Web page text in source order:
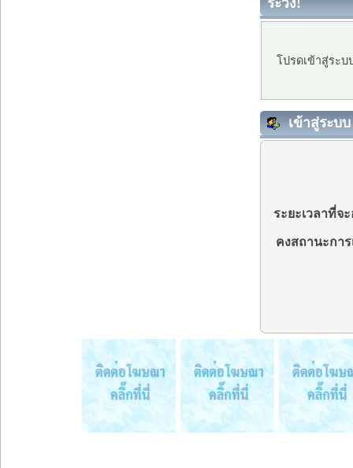
โปรดเข้าสู่ระ
เข้าสู่ระบบ
ระยะเวลาที่จ
คงสถานะกา